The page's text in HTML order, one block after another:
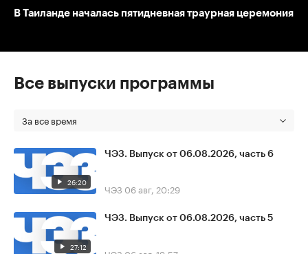
В Таиланде началась пятидневная траурная церемония
Все выпуски программы
За все время
26:20
ЧЭЗ. Выпуск от 06.08.2026, часть 6
ЧЭЗ 06 авг, 20:29
27:12
ЧЭЗ. Выпуск от 06.08.2026, часть 5